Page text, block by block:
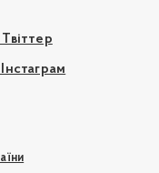
Твіттер
Інстаграм